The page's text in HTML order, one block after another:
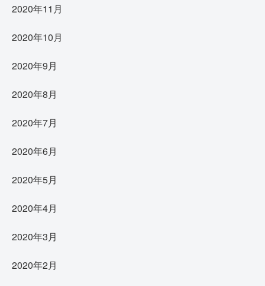
2020年11月
2020年10月
2020年9月
2020年8月
2020年7月
2020年6月
2020年5月
2020年4月
2020年3月
2020年2月